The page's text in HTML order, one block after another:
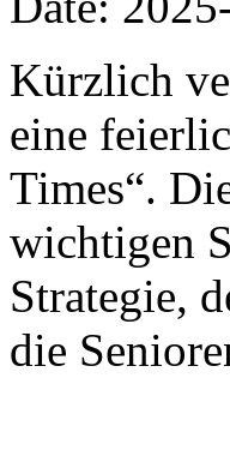
Kürzlich
eine
Times“.
wichtigen
Strategie,
die